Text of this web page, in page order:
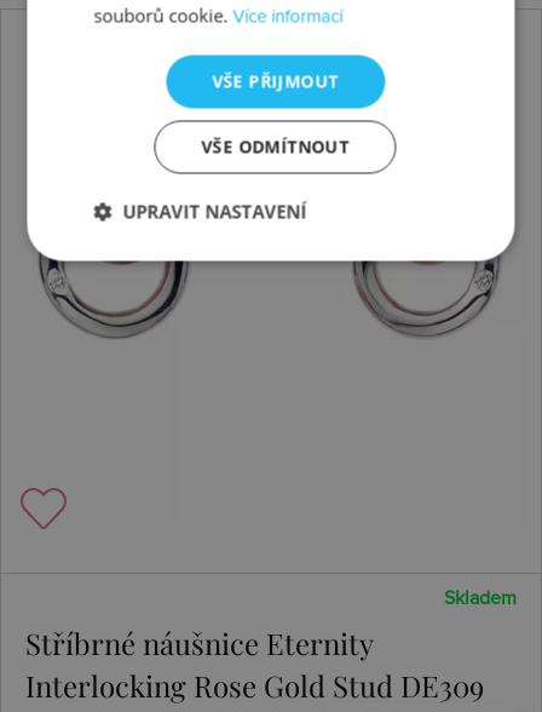
Skladem
Stříbrné náušnice Eternity
Interlocking Rose Gold Stud DE309
souborů cookie.Více informací
VŠE PŘIJMOUT
VŠE ODMÍTNOUT
UPRAVIT NASTAVENÍ